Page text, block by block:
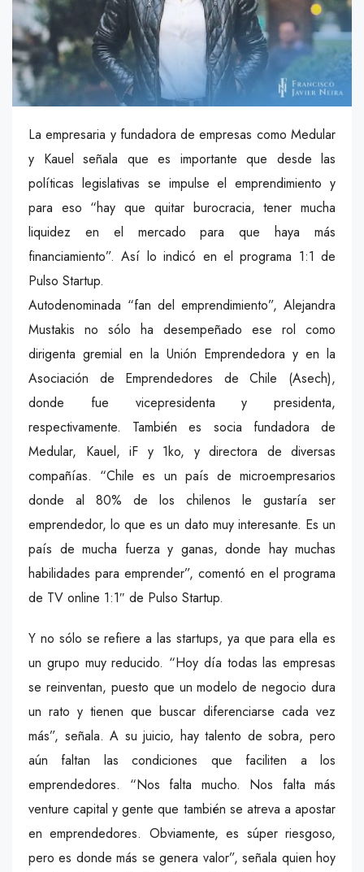
La empresaria y fundadora de empresas como Medular
y Kauel señala que es importante que desde las
políticas legislativas se impulse el emprendimiento y
para eso “hay que quitar burocracia, tener mucha
liquidez en el mercado para que haya más
financiamiento”. Así lo indicó en el programa 1:1 de
Pulso Startup.
Autodenominada “fan del emprendimiento”, Alejandra
Mustakis no sólo ha desempeñado ese rol como
dirigenta gremial en la Unión Emprendedora y en la
Asociación de Emprendedores de Chile (Asech),
donde fue vicepresidenta y presidenta,
respectivamente. También es socia fundadora de
Medular, Kauel, iF y 1ko, y directora de diversas
compañías. “Chile es un país de microempresarios
donde al 80% de los chilenos le gustaría ser
emprendedor, lo que es un dato muy interesante. Es un
país de mucha fuerza y ganas, donde hay muchas
habilidades para emprender”, comentó en el programa
de TV online 1:1″ de Pulso Startup.
Y no sólo se refiere a las startups, ya que para ella es
un grupo muy reducido. “Hoy día todas las empresas
se reinventan, puesto que un modelo de negocio dura
un rato y tienen que buscar diferenciarse cada vez
más”, señala. A su juicio, hay talento de sobra, pero
aún faltan las condiciones que faciliten a los
emprendedores. “Nos falta mucho. Nos falta más
venture capital y gente que también se atreva a apostar
en emprendedores. Obviamente, es súper riesgoso,
pero es donde más se genera valor”, señala quien hoy